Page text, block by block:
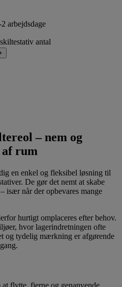
arbejdsdage
antal
– nem og
rum
en enkel og fleksibel løsning til
De gør det nemt at skabe
især når der opbevares mange
hurtigt omplaceres efter behov.
hvor lagerindretningen ofte
og tydelig mærkning er afgørende
flytte, fjerne og genanvende